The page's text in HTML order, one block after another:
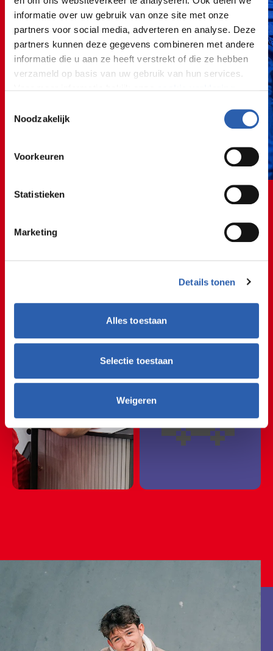
informatie over uw gebruik van onze site met onze
partners voor social media, adverteren en analyse. Deze
partners kunnen deze gegevens combineren met andere
informatie die u aan ze heeft verstrekt of die ze hebben
verzameld op basis van uw gebruik van hun services.
We werken samen met
die uw gegevens
Noodzakelijk
Voorkeuren
Statistieken
Marketing
Details tonen
Alles toestaan
Selectie toestaan
Weigeren
Repair
🚗